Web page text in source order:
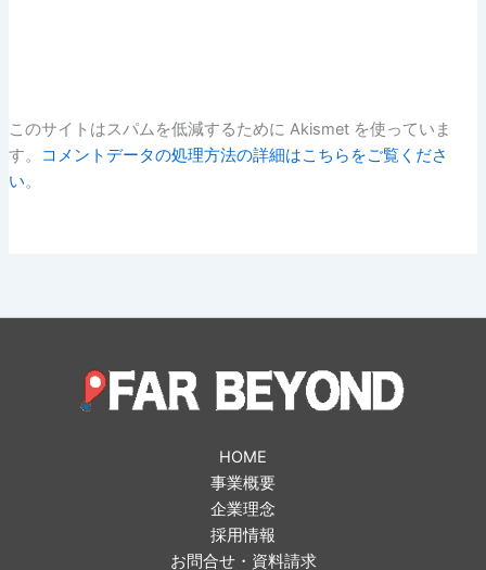
このサイトはスパムを低減するために Akismet を使っていま
す。
コメントデータの処理方法の詳細はこちらをご覧くださ
い。
HOME
事業概要
企業理念
採用情報
お問合せ・資料請求